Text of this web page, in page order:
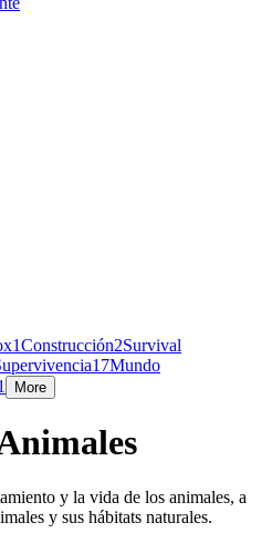
1Construcción2Survival
17Mundo
More
y la vida de los animales, a
y sus hábitats naturales.